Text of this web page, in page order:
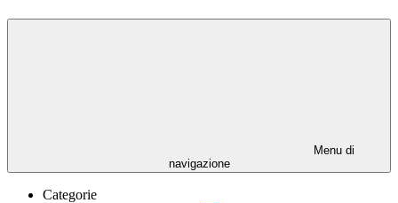
Menu di
navigazione
Categorie